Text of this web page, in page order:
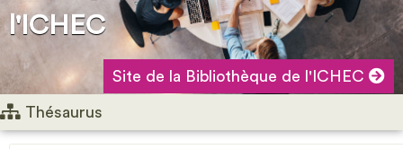
l'ICHEC
Site de la Bibliothèque de l'ICHEC
Thésaurus